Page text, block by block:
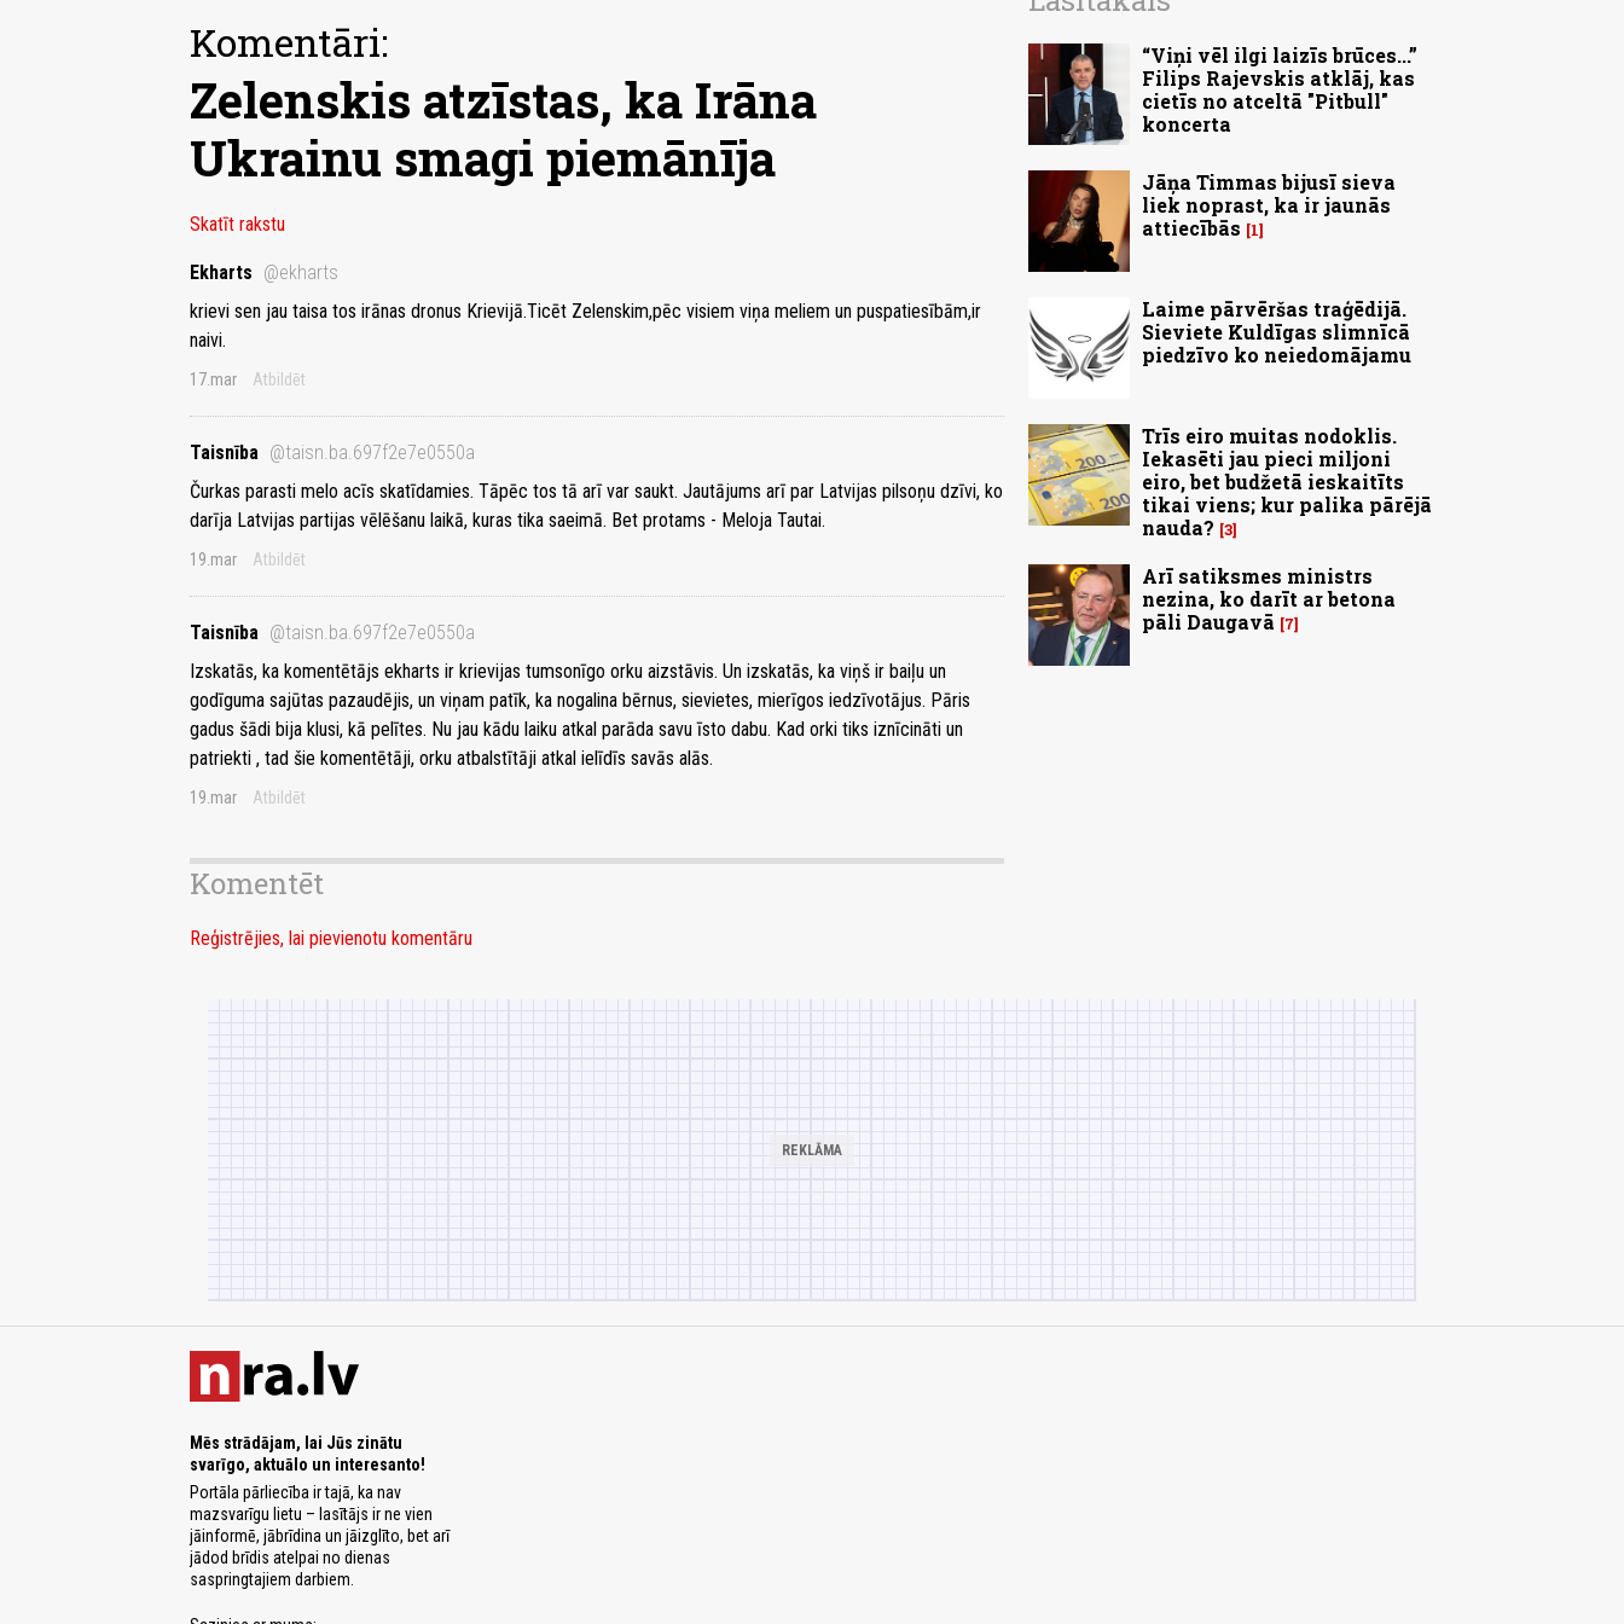
Komentāri:
Zelenskis atzīstas, ka Irāna
Ukrainu smagi piemānīja
Skatīt rakstu
Ekharts @ekharts
krievi sen jau taisa tos irānas dronus Krievijā.Ticēt Zelenskim,pēc visiem viņa meliem un puspatiesībām,ir
naivi.
17.mar Atbildēt
Taisnība @taisn.ba.697f2e7e0550a
Čurkas parasti melo acīs skatīdamies. Tāpēc tos tā arī var saukt. Jautājums arī par Latvijas pilsoņu dzīvi, ko
darīja Latvijas partijas vēlēšanu laikā, kuras tika saeimā. Bet protams - Meloja Tautai.
19.mar Atbildēt
Taisnība @taisn.ba.697f2e7e0550a
Izskatās, ka komentētājs ekharts ir krievijas tumsonīgo orku aizstāvis. Un izskatās, ka viņš ir baiļu un
godīguma sajūtas pazaudējis, un viņam patīk, ka nogalina bērnus, sievietes, mierīgos iedzīvotājus. Pāris
gadus šādi bija klusi, kā pelītes. Nu jau kādu laiku atkal parāda savu īsto dabu. Kad orki tiks iznīcināti un
patriekti , tad šie komentētāji, orku atbalstītāji atkal ielīdīs savās alās.
19.mar Atbildēt
Komentēt
Reģistrējies, lai pievienotu komentāru
“Viņi vēl ilgi laizīs brūces...”
Filips Rajevskis atklāj, kas
cietīs no atceltā "Pitbull"
koncerta
Jāņa Timmas bijusī sieva
liek noprast, ka ir jaunās
attiecībās
1
Laime pārvēršas traģēdijā.
Sieviete Kuldīgas slimnīcā
piedzīvo ko neiedomājamu
Trīs eiro muitas nodoklis.
Iekasēti jau pieci miljoni
eiro, bet budžetā ieskaitīts
tikai viens; kur palika pārējā
nauda? 3
Arī satiksmes ministrs
nezina, ko darīt ar betona
pāli Daugavā
7
Mēs strādājam, lai Jūs zinātu
svarīgo, aktuālo un interesanto!
Portāla pārliecība ir tajā, ka nav
mazsvarīgu lietu – lasītājs ir ne vien
jāinformē, jābrīdina un jāizglīto, bet arī
jādod brīdis atelpai no dienas
saspringtajiem darbiem.